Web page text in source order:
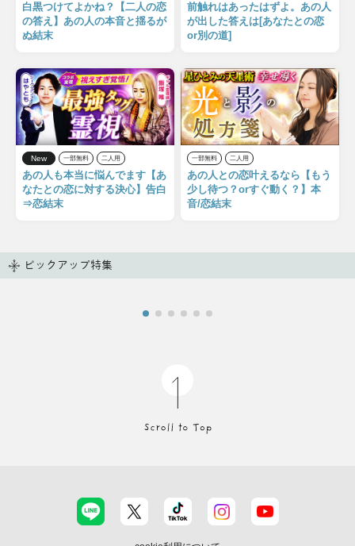
白黒つけてよかね？【二人の恋
の答え】あの人の本音と揺るが
ぬ結末
前触れはあったはずよ。あの人
が出した答えは[あなたとの恋
or別の道]
New 一部無料 二人用
あの人も本当に悩んでます【あ
なたとの恋に対する決心】告白
⇒恋結末
一部無料 二人用
あの人との恋叶えるなら【もう
少し待つ？orすぐ動く？】本
音/恋結末
ピックアップ特集